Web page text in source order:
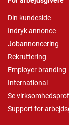
Din kundeside
Indryk annonce
Jobannoncering
Rekruttering
Employer branding
International
Se
Support for